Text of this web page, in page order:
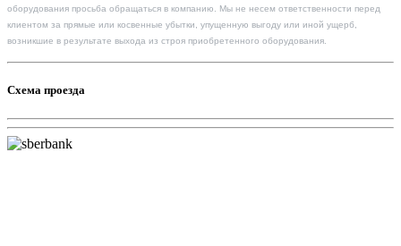
оборудования просьба обращаться в компанию. Мы не несем ответственности перед
клиентом за прямые или косвенные убытки, упущенную выгоду или иной ущерб,
возникшие в результате выхода из строя приобретенного оборудования.
Схема проезда